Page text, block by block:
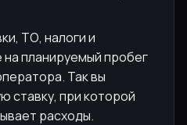
ТО, налоги и
планируемый пробег
Так вы
ставку, при которой
расходы.